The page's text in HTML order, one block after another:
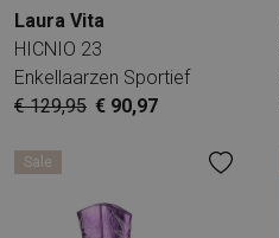
Laura Vita
HICNIO 23
Enkellaarzen Sportief
€ 129,95 € 90,97
Sale